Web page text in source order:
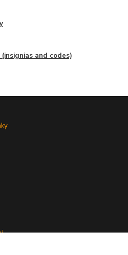
and codes)